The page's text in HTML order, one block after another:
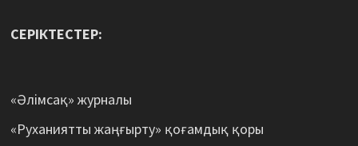
СЕРІКТЕСТЕР:
«Әлімсақ» журналы
«Руханиятты жаңғырту» қоғамдық қоры